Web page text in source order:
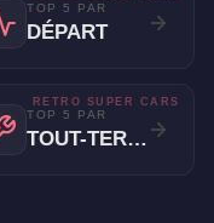
TOP 5 PAR
DÉPART
TOP 5 PAR
TOUT-TERRAIN
RETRO SUPER CARS